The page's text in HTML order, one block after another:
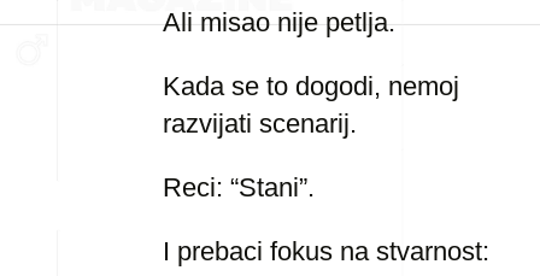
Ali misao nije petlja.
Kada se to dogodi, nemoj
razvijati scenarij.
Reci: “Stani”.
I prebaci fokus na stvarnost: